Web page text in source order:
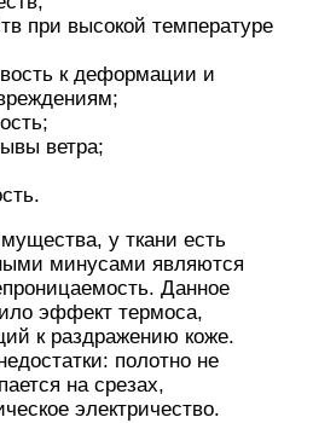
при высокой температуре
к деформации и
ветра;
у ткани есть
минусами являются
Данное
эффект термоса,
к раздражению коже.
полотно не
на срезах,
электричество.